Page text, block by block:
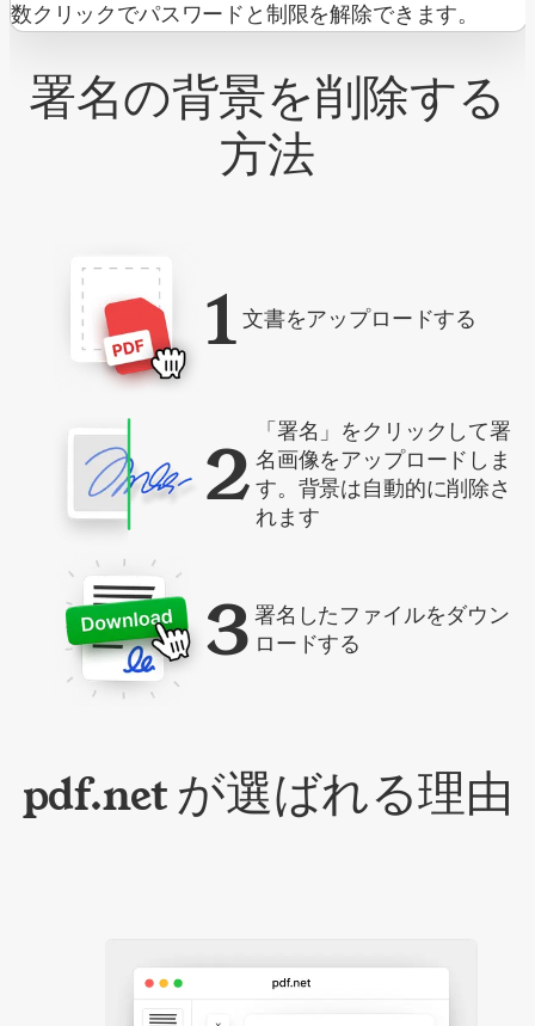
数クリックでパスワードと制限を解除できます。
署名の背景を削除する
方法
1 文書をアップロードする
2
「署名」をクリックして署
名画像をアップロードしま
す。背景は自動的に削除さ
れます
3 署名したファイルをダウン
ロードする
pdf.net が選ばれる理由